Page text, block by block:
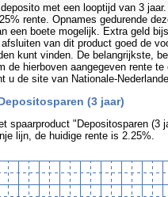
met een looptijd van 3
rente. Opnames gedurende
een boete mogelijk. Extra geld
van dit product goed de
kunt vinden. De belangrijkste,
de hierboven aangegeven rente
u de site van Nationale-
(3 jaar)
spaarproduct "Depositosparen (3
lijn, de huidige rente is 2.25%.